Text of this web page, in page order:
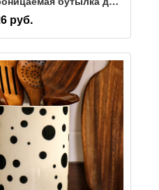
хранения, новый
набор для домашней
руб.